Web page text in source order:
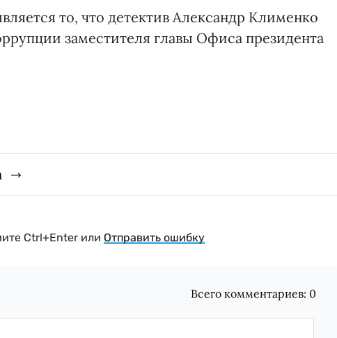
то, что детектив Александр Клименко
заместителя главы Офиса президента
Ctrl+Enter или Отправить ошибку
Всего комментариев: 0